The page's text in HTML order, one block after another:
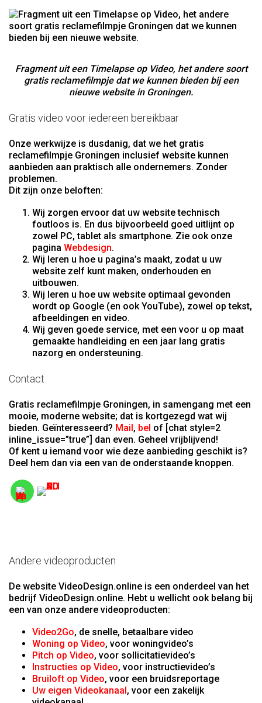
Fragment uit een Timelapse op Video, het andere soort
gratis reclamefilmpje dat we kunnen bieden bij een
nieuwe website in Groningen.
Gratis video voor iedereen bereikbaar
Onze werkwijze is dusdanig, dat we het gratis
reclamefilmpje Groningen inclusief website kunnen
aanbieden aan praktisch alle ondernemers. Zonder
problemen.
Dit zijn onze beloften:
Wij zorgen ervoor dat uw website technisch
foutloos is. En dus bijvoorbeeld goed uitlijnt op
zowel PC, tablet als smartphone. Zie ook onze
pagina Webdesign.
Wij leren u hoe u pagina’s maakt, zodat u uw
website zelf kunt maken, onderhouden en
uitbouwen.
Wij leren u hoe uw website optimaal gevonden
wordt op Google (en ook YouTube), zowel op tekst,
afbeeldingen en video.
Wij geven goede service, met een voor u op maat
gemaakte handleiding en een jaar lang gratis
nazorg en ondersteuning.
Contact
Gratis reclamefilmpje Groningen, in samengang met een
mooie, moderne website; dat is kortgezegd wat wij
bieden. Geïnteresseerd? Mail, bel of [chat style=2
inline_issue=”true”] dan even. Geheel vrijblijvend!
Of kent u iemand voor wie deze aanbieding geschikt is?
Deel hem dan via een van de onderstaande knoppen.
Andere videoproducten
De website VideoDesign.online is een onderdeel van het
bedrijf VideoDesign.online. Hebt u wellicht ook belang bij
een van onze andere videoproducten:
Video2Go, de snelle, betaalbare video
Woning op Video, voor woningvideo’s
Pitch op Video, voor sollicitatievideo’s
Instructies op Video, voor instructievideo’s
Bruiloft op Video, voor een bruidsreportage
Uw eigen Videokanaal, voor een zakelijk